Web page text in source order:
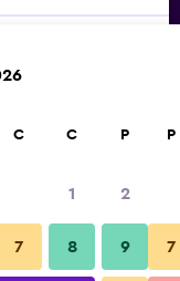
C C P
1 2
7 8 9
P
7